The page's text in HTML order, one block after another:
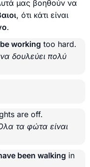
μας βοηθούν να
, ότι κάτι είναι
.
working too hard.
δουλεύει πολύ
are off.
τα φώτα είναι
been walking in